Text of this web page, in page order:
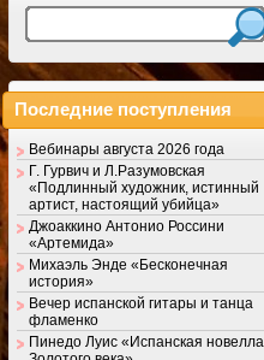
Последние поступления
Вебинары августа 2026 года
Г. Гурвич и Л.Разумовская
«Подлинный художник, истинный
артист, настоящий убийца»
Джоаккино Антонио Россини
«Артемида»
Михаэль Энде «Бесконечная
история»
Вечер испанской гитары и танца
фламенко
Пинедо Луис «Испанская новелла